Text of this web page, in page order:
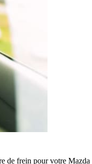
de frein pour votre